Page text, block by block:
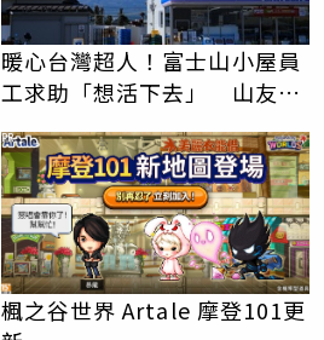
暖心台灣超人！富士山小屋員
工求助「想活下去」 山友狂
楓之谷世界 Artale 摩登101更
PR